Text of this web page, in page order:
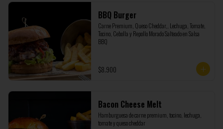
BBQ Burger
Carne Premium, Queso Cheddar,, Lechuga, Tomate,
Tocino, Cebolla y Repollo Morado Salteado en Salsa
BBQ
$8.900
Bacon Cheese Melt
Hamburguesa de carne premium, tocino, lechuga,
tomate y queso cheddar